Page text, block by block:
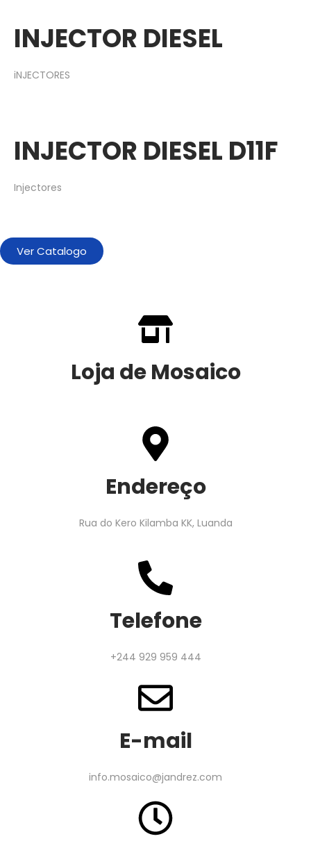
INJECTOR DIESEL
iNJECTORES
INJECTOR DIESEL D11F
Injectores
Ver Catalogo
Loja de Mosaico
Endereço
Rua do Kero Kilamba KK, Luanda
Telefone
+244 929 959 444
E-mail
info.mosaico@jandrez.com